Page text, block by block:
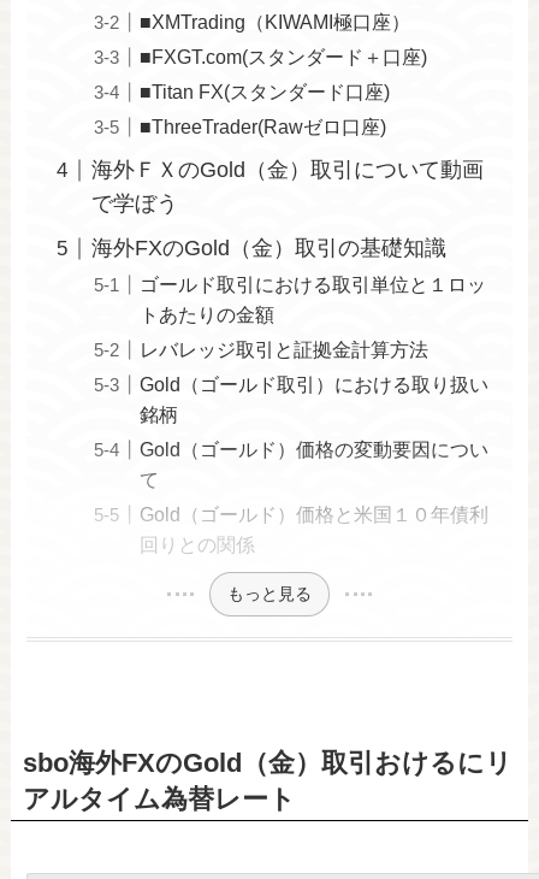
■XMTrading（KIWAMI極口座）
■FXGT.com(スタンダード＋口座)
■Titan FX(スタンダード口座)
■ThreeTrader(Rawゼロ口座)
海外ＦＸのGold（金）取引について動画
で学ぼう
海外FXのGold（金）取引の基礎知識
ゴールド取引における取引単位と１ロッ
トあたりの金額
レバレッジ取引と証拠金計算方法
Gold（ゴールド取引）における取り扱い
銘柄
Gold（ゴールド）価格の変動要因につい
て
Gold（ゴールド）価格と米国１０年債利
回りとの関係
もっと見る
sbo海外FXのGold（金）取引おけるにリ
アルタイム為替レート